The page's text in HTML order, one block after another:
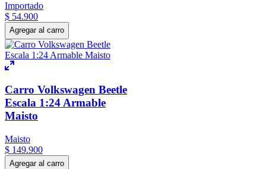
Importado
$ 54.900
Agregar al carro
Carro Volkswagen Beetle
Escala 1:24 Armable
Maisto
Maisto
$ 149.900
Agregar al carro